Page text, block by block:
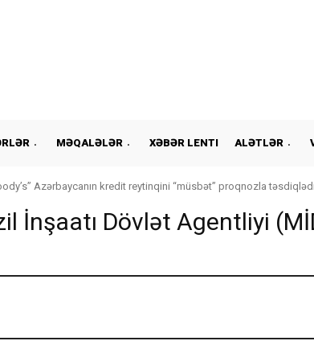
MƏQALƏLƏR XƏBƏR LENTI ALƏTLƏR
Azərbaycanın kredit reytinqini “müsbət” proqnozla təsdiqlədi
İnşaatı Dövlət Agentliyi